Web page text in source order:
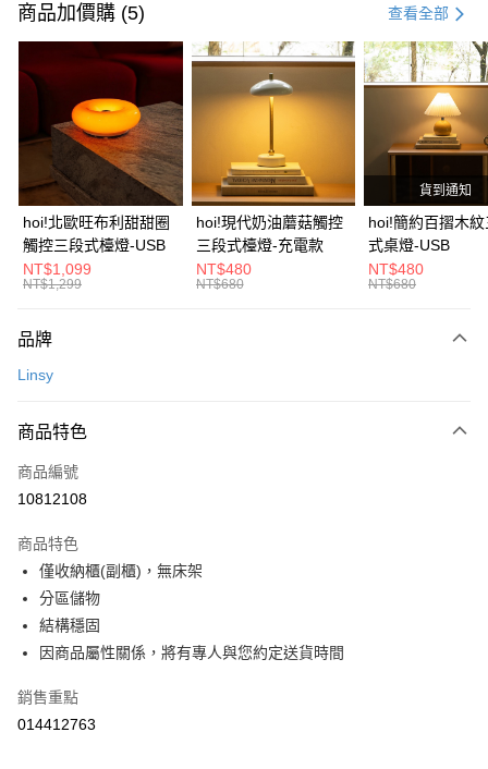
信用卡一次付款
信用卡分期付款
3 期 0 利率 每期 21家銀行
合作金庫商業銀行
第一商業銀行
華南商業銀行
彰化商業銀行
上海商業儲蓄銀行
台北富邦商業銀行
國泰世華商業銀行
兆豐國際商業銀行
臺灣中小企業銀行
台中商業銀行
匯豐（台灣）商業銀行
華泰商業銀行
聯邦商業銀行
遠東國際商業銀行
元大商業銀行
台灣樂天信用卡公司
6 期 0 利率 每期NT$713 21家銀行
合作金庫商業銀行
第一商業銀行
華南商業銀行
彰化商業銀行
上海商業儲蓄銀行
台北富邦商業銀行
國泰世華商業銀行
兆豐國際商業銀行
臺灣中小企業銀行
台中商業銀行
匯豐（台灣）商業銀行
聯邦商業銀行
玉山商業銀行
台灣樂天信用卡公司
LINE Pay
Apple Pay
街口支付
AFTEE先享後付
【關於「AFTEE先享後付」】
AFTEE先享後付是「在收到商品之後才付款」的支付方式。 讓您購物簡單
便利好安心！
３．安心：先確認商品／服務後，再付款。
【「AFTEE先享後付」結帳流程】
結帳頁面，進行簡訊認證並確認金額後，即可完成結帳。
３．收到繳費通知簡訊後14天內，點擊此簡訊中的連結，可透過四大超商／
ATM／網路銀行／等多元方式進行付款，方視為交易完成。
購買商品的店家。未經商家同意取消之訂單仍視為有效，需透過AFTEE先享
後付繳納相關費用。
※ 交易是否成功請以「AFTEE先享後付 」之結帳頁面顯示為準，若有關於
是否繳費成功／繳費後需取消欲退款等相關疑問，請聯繫「AFTEE先享後付
【注意事項】
每筆NT$99，滿NT$799(含以上)免運費
商品加價購 (5) 查看全部
hoi!北歐旺布利甜甜圈
觸控三段式檯燈-USB
NT$1,099
NT$1,299
hoi!現代奶油蘑菇觸控
三段式檯燈-充電款
NT$480
NT$680
貨到通知
hoi!簡約百摺木
式桌燈-USB
NT$480
NT$680
品牌
Linsy
商品特色
商品編號
10812108
商品特色
僅收納櫃(副櫃)，無床架
分區儲物
結構穩固
因商品屬性關係，將有專人與您約定送貨時間
銷售重點
014412763